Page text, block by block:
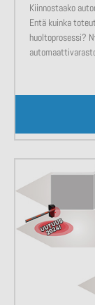
Kiinnostaako
Entä kuinka
huoltoprosessi?